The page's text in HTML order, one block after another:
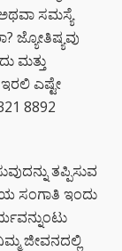
ಸಮಸ್ಯೆ
ಜ್ಯೋತಿಷ್ಯವು
ಮತ್ತು
ಎಷ್ಟೇ
8892
ತಪ್ಪಿಸುವ
ಸಂಗಾತಿ ಇಂದು
ಜೀವನದಲ್ಲಿ